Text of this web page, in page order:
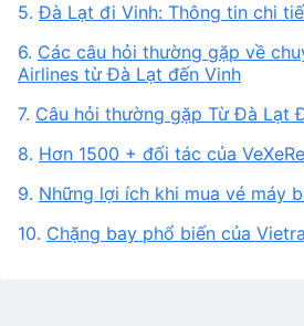
5.Đà Lạt đi Vinh: Thông tin chi
6. Các câu hỏi thường gặp về
Airlines từ Đà Lạt đến Vinh
7. Câu hỏi thường gặp Từ Đà Lạt
8. Hơn 1500 + đối tác của VeXeRe
9. Những lợi ích khi mua vé máy
10. Chặng bay phổ biến của